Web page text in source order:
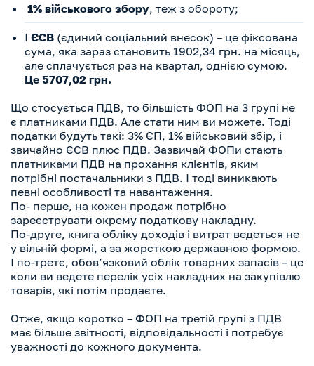
1% військового збору, теж з обороту;
І ЄСВ (єдиний соціальний внесок) – це фіксована
сума, яка зараз становить 1902,34 грн. на місяць,
але сплачується раз на квартал, однією сумою.
Це 5707,02 грн.
Що стосується ПДВ, то більшість ФОП на 3 групі не
є платниками ПДВ. Але стати ним ви можете. Тоді
податки будуть такі: 3% ЄП, 1% військовий збір, і
звичайно ЄСВ плюс ПДВ. Зазвичай ФОПи стають
платниками ПДВ на прохання клієнтів, яким
потрібні постачальники з ПДВ. І тоді виникають
певні особливості та навантаження.
По- перше, на кожен продаж потрібно
зареєструвати окрему податкову накладну.
По-друге, книга обліку доходів і витрат ведеться не
у вільній формі, а за жорсткою державною формою.
І по-третє, обов’язковий облік товарних запасів – це
коли ви ведете перелік усіх накладних на закупівлю
товарів, які потім продаєте.
Отже, якщо коротко – ФОП на третій групі з ПДВ
має більше звітності, відповідальності і потребує
уважності до кожного документа.